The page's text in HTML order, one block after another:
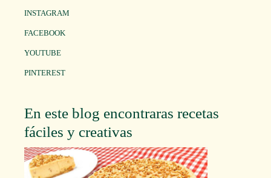
INSTAGRAM
FACEBOOK
YOUTUBE
PINTEREST
En este blog encontraras recetas
fáciles y creativas